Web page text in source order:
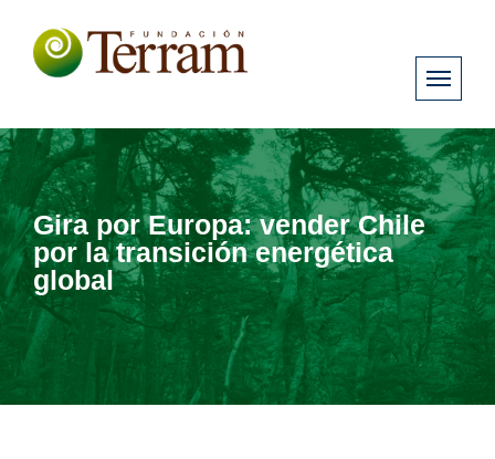
Gira por Europa: vender Chile
por la transición energética
global